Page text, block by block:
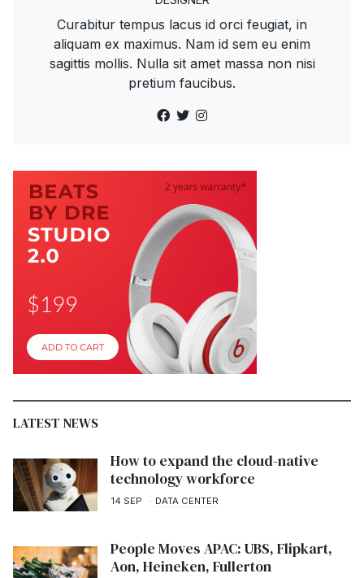
Curabitur tempus lacus id orci feugiat, in
aliquam ex maximus. Nam id sem eu enim
sagittis mollis. Nulla sit amet massa non nisi
pretium faucibus.
LATEST NEWS
How to expand the cloud-native
technology workforce
14 SEP DATA CENTER
People Moves APAC: UBS, Flipkart,
Aon, Heineken, Fullerton